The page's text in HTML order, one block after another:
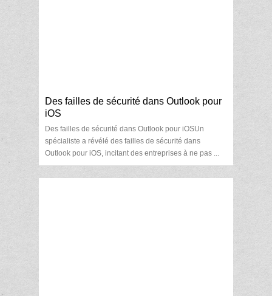
Des failles de sécurité dans Outlook pour
iOS
Des failles de sécurité dans Outlook pour iOSUn
spécialiste a révélé des failles de sécurité dans
Outlook pour iOS, incitant des entreprises à ne pas ...